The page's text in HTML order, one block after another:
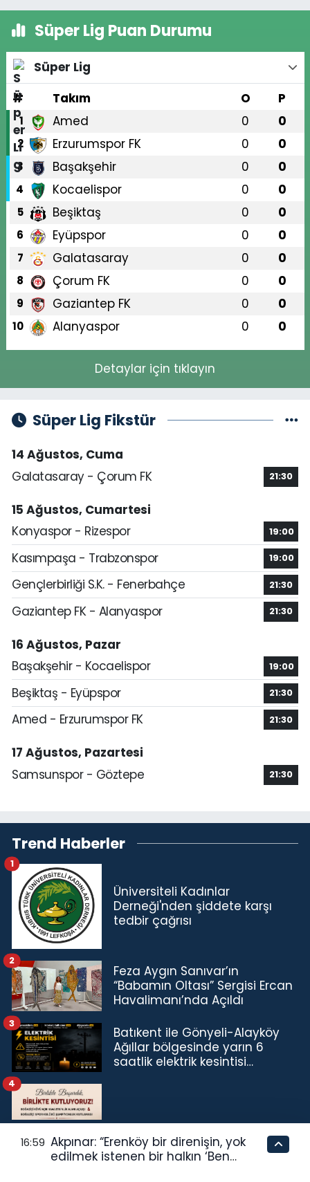
Süper Lig Puan Durumu
Süper Lig
#
Takım O P
1 Amed 0 0
2 Erzurumspor FK 0 0
3 Başakşehir 0 0
4 Kocaelispor 0 0
5 Beşiktaş 0 0
6 Eyüpspor 0 0
7 Galatasaray 0 0
8 Çorum FK 0 0
9 Gaziantep FK 0 0
10 Alanyaspor 0 0
Detaylar için tıklayın
Süper Lig Fikstür
14 Ağustos, Cuma
Galatasaray - Çorum FK
21:30
15 Ağustos, Cumartesi
Konyaspor - Rizespor
19:00
Kasımpaşa - Trabzonspor 19:00
Gençlerbirliği S.K. - Fenerbahçe 21:30
Gaziantep FK - Alanyaspor 21:30
16 Ağustos, Pazar
Başakşehir - Kocaelispor
19:00
Beşiktaş - Eyüpspor 21:30
Amed - Erzurumspor FK 21:30
17 Ağustos, Pazartesi
Samsunspor - Göztepe
21:30
Trend Haberler
Üniversiteli Kadınlar
Derneği'nden şiddete karşı
tedbir çağrısı
1
Feza Aygın Sanıvar’ın
“Babamın Oltası” Sergisi Ercan
Havalimanı’nda Açıldı
2
Batıkent ile Gönyeli-Alayköy
Ağıllar bölgesinde yarın 6
saatlik elektrik kesintisi…
3
Boğaziçi'ndeki açılış ve
kutlama etkinliği
4
16:59 Akpınar: “Erenköy bir direnişin, yok
edilmek istenen bir halkın ‘Ben